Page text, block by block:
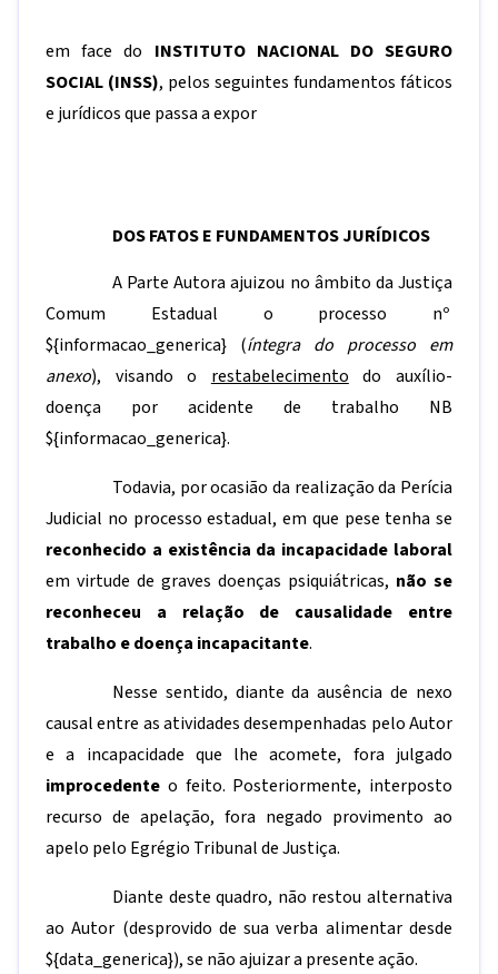
em face do INSTITUTO NACIONAL DO SEGURO
SOCIAL (INSS), pelos seguintes fundamentos fáticos
e jurídicos que passa a expor
DOS FATOS E FUNDAMENTOS JURÍDICOS
A Parte Autora ajuizou no âmbito da Justiça
Comum Estadual o processo nº
${informacao_generica} (íntegra do processo em
anexo), visando o restabelecimento do auxílio-
doença por acidente de trabalho NB
${informacao_generica}.
Todavia, por ocasião da realização da Perícia
Judicial no processo estadual, em que pese tenha se
reconhecido a existência da incapacidade laboral
em virtude de graves doenças psiquiátricas, não se
reconheceu a relação de causalidade entre
trabalho e doença incapacitante.
Nesse sentido, diante da ausência de nexo
causal entre as atividades desempenhadas pelo Autor
e a incapacidade que lhe acomete, fora julgado
improcedente o feito. Posteriormente, interposto
recurso de apelação, fora negado provimento ao
apelo pelo Egrégio Tribunal de Justiça.
Diante deste quadro, não restou alternativa
ao Autor (desprovido de sua verba alimentar desde
${data_generica}), se não ajuizar a presente ação.